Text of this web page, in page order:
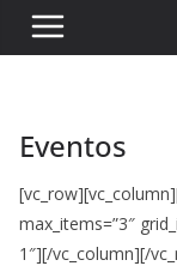
Eventos
max_items=”3″
1″][/vc_column][/